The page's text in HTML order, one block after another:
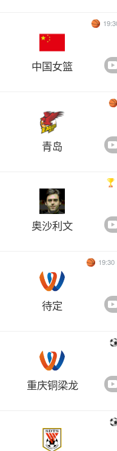
中国女篮
青岛
奥沙利文
19:30
待定
重庆铜梁龙